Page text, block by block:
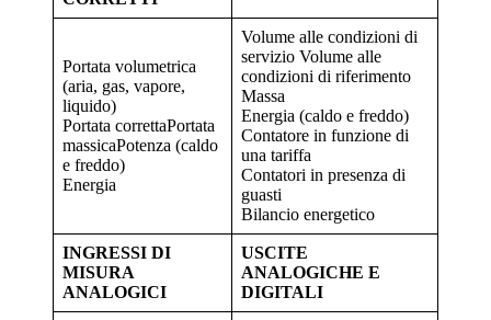
Portata volumetrica
(aria, gas, vapore,
liquido)
Portata correttaPortata
massicaPotenza (caldo
e freddo)
Energia
Volume alle condizioni di
servizio Volume alle
condizioni di riferimento
Massa
Energia (caldo e freddo)
Contatore in funzione di
una tariffa
Contatori in presenza di
guasti
Bilancio energetico
INGRESSI DI
MISURA
ANALOGICI
USCITE
ANALOGICHE E
DIGITALI